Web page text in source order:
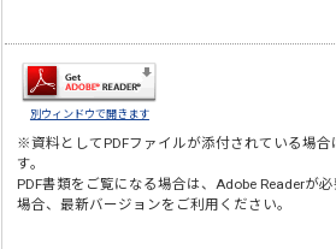
別ウィンドウで開きます
※資料としてPDFファイルが添付されている場合
す。
PDF書類をご覧になる場合は、 Adobe Readerが
場合、最新バージョンをご利用ください。